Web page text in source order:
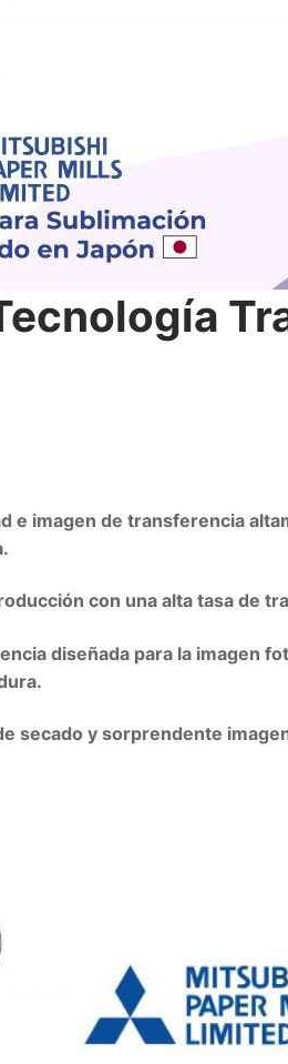
e imagen de transferencia
con una alta tasa de
diseñada para la imagen
secado y sorprendente